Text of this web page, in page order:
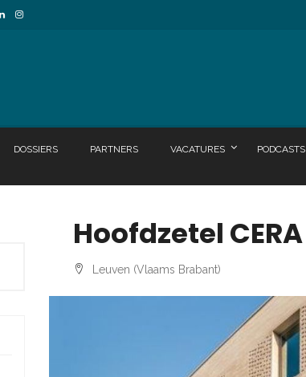
DOSSIERS PARTNERS VACATURES PODCASTS
Hoofdzetel CERA
Leuven (Vlaams Brabant)